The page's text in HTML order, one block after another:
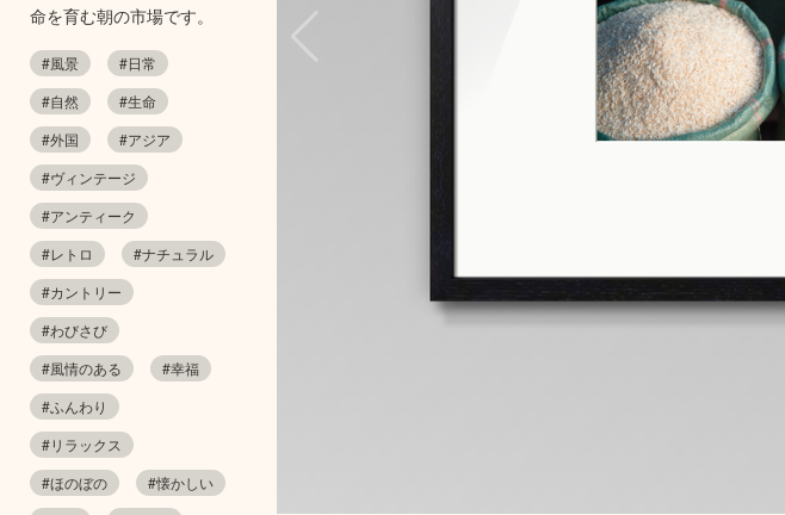
命を育む朝の市場です。
#風景
#日常
#自然
#生命
#外国
#アジア
#ヴィンテージ
#アンティーク
#レトロ
#ナチュラル
#カントリー
#わびさび
#風情のある
#幸福
#ふんわり
#リラックス
#ほのぼの
#懐かしい